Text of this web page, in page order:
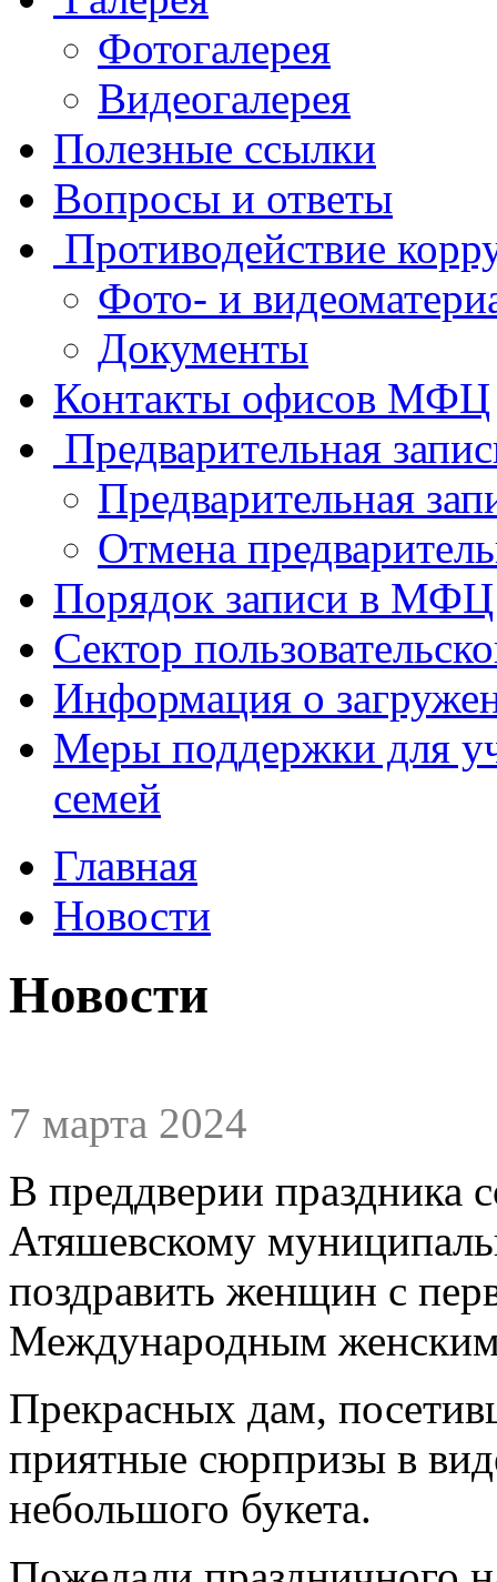
Фотогалерея
Видеогалерея
Полезные ссылки
Вопросы и ответы
Противодействие
Фото- и
Документы
Контакты офисов МФЦ
Предварительная
Предварительная
Отмена
Порядок записи в МФЦ
Сектор
Информация о
Меры поддержки для
семей
Главная
Новости
Новости
7 марта 2024
В преддверии праздника
Атяшевскому
поздравить женщин с
Международным
Прекрасных дам,
приятные сюрпризы в
небольшого букета.